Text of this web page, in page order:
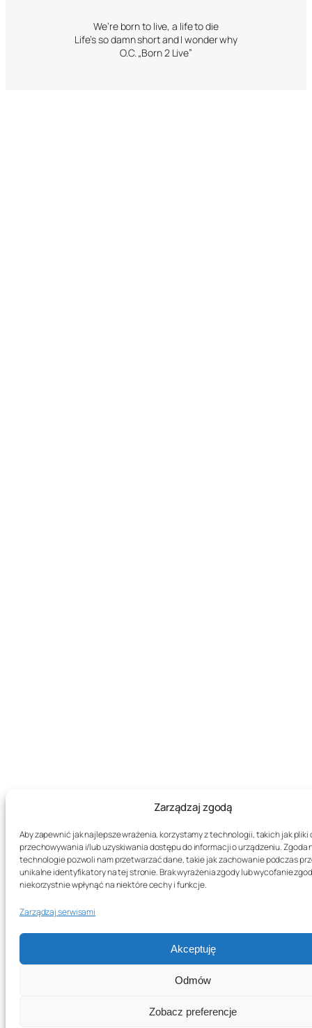
Zarządzaj zgodą
Aby zapewnić jak najlepsze wrażenia, korzystamy z technologii, takich jak pliki
przechowywania i/lub uzyskiwania dostępu do informacji o urządzeniu. Zgoda
technologie pozwoli nam przetwarzać dane, takie jak zachowanie podczas
unikalne identyfikatory na tej stronie. Brak wyrażenia zgody lub wycofanie
niekorzystnie wpłynąć na niektóre cechy i funkcje.
Zarządzaj serwisami
Akceptuję
Odmów
Zobacz preferencje
We’re born to live, a life to die
Life’s so damn short and I wonder why
O.C. „Born 2 Live”